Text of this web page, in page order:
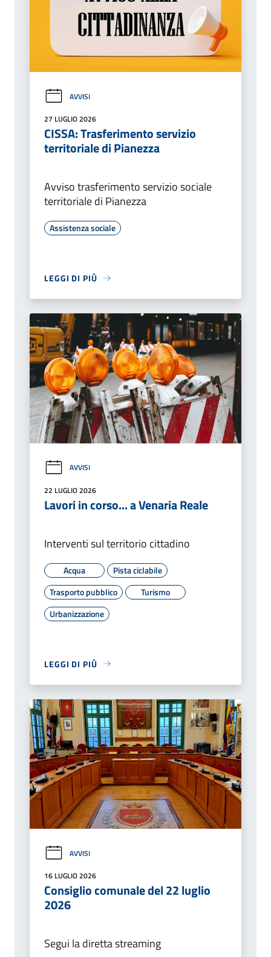
AVVISI
27 LUGLIO 2026
CISSA: Trasferimento servizio
territoriale di Pianezza
Avviso trasferimento servizio sociale
territoriale di Pianezza
Assistenza sociale
LEGGI DI PIÙ
AVVISI
22 LUGLIO 2026
Lavori in corso... a Venaria Reale
Interventi sul territorio cittadino
Acqua
Pista ciclabile
Trasporto pubblico
Turismo
Urbanizzazione
LEGGI DI PIÙ
AVVISI
16 LUGLIO 2026
Consiglio comunale del 22 luglio
2026
Segui la diretta streaming